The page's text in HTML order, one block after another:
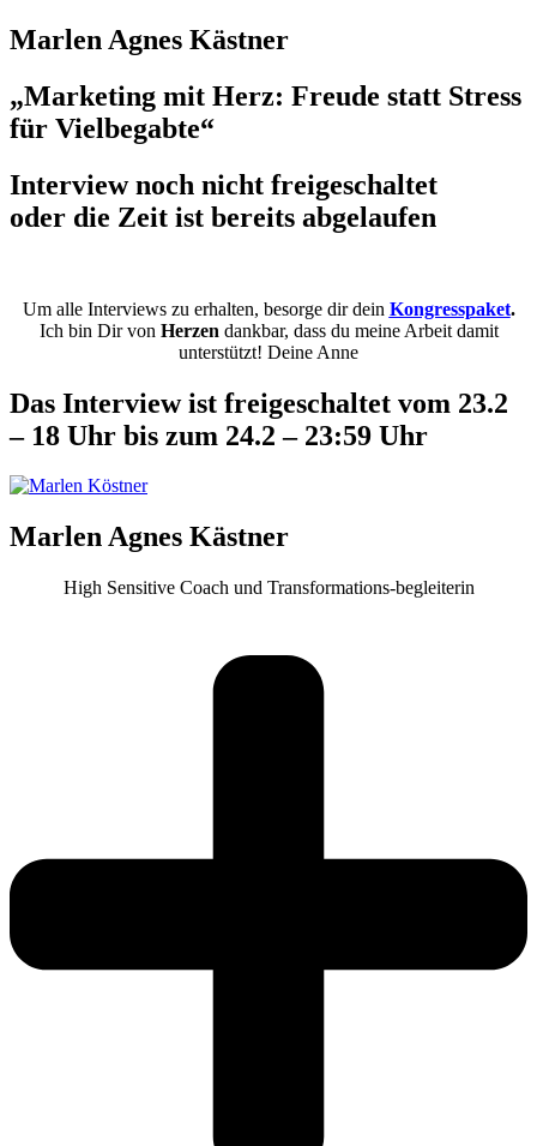
Marlen Agnes Kästner
„Marketing mit Herz: Freude statt Stress
für Vielbegabte“
Interview noch nicht freigeschaltet
oder die Zeit ist bereits abgelaufen
Um alle Interviews zu erhalten, besorge dir dein Kongresspaket.
Ich bin Dir von Herzen dankbar, dass du meine Arbeit damit
unterstützt! Deine Anne
Das Interview ist freigeschaltet vom 23.2
– 18 Uhr bis zum 24.2 – 23:59 Uhr
Marlen Agnes Kästner
High Sensitive Coach und Transformations-begleiterin